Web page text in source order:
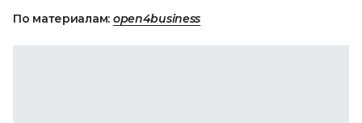
По материалам: open4business